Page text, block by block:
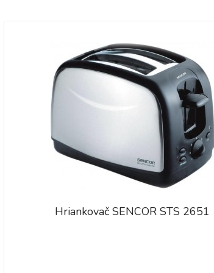
Hriankovač SENCOR STS 2651